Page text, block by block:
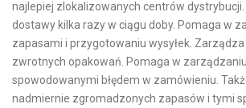
najlepiej zlokalizowanych centrów
dostawy kilka razy w ciągu doby. Pomaga w
zapasami i przygotowaniu wysyłek.
zwrotnych opakowań. Pomaga w
spowodowanymi błędem w zamówieniu.
nadmiernie zgromadzonych zapasów i tymi